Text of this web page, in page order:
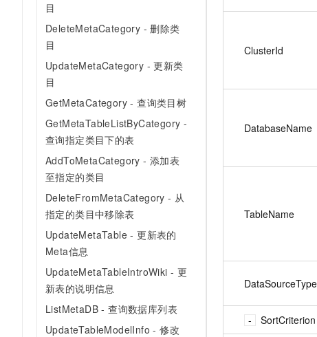
目
DeleteMetaCategory - 删除类
目
UpdateMetaCategory - 更新类
目
GetMetaCategory - 查询类目树
GetMetaTableListByCategory -
查询指定类目下的表
AddToMetaCategory - 添加表
至指定的类目
DeleteFromMetaCategory - 从
指定的类目中移除表
UpdateMetaTable - 更新表的
Meta信息
UpdateMetaTableIntroWiki - 更
新表的说明信息
ListMetaDB - 查询数据库列表
UpdateTableModelInfo - 修改
ClusterId
DatabaseName
TableName
DataSourceType
SortCriterion